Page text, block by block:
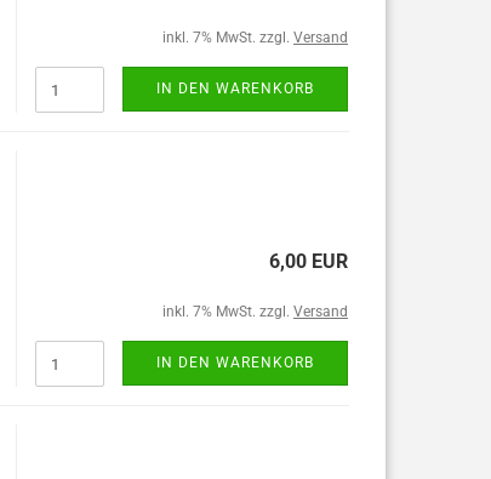
inkl. 7% MwSt. zzgl. Versand
IN DEN WARENKORB
6,00 EUR
inkl. 7% MwSt. zzgl. Versand
IN DEN WARENKORB